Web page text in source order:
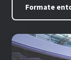
Formate